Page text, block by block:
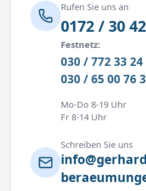
Rufen Sie uns an
0172 / 30
Festnetz:
030 / 772 33 24
030 / 65 00 76
Mo-Do 8-19 Uhr
Fr 8-14 Uhr
Schreiben Sie uns